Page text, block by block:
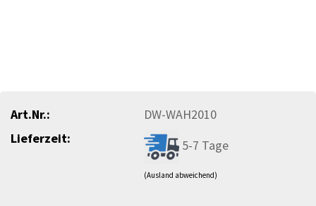
Art.Nr.:
DW-WAH2010
Lieferzeit:
5-7 Tage
(Ausland abweichend)